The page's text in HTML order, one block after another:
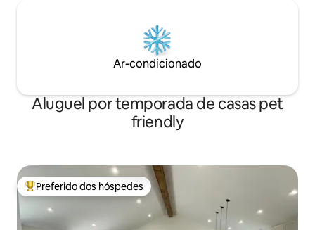
Ar-condicionado
Aluguel por temporada de casas pet
friendly
Entre os melhores preferidos dos hóspedes
Preferido dos hóspedes